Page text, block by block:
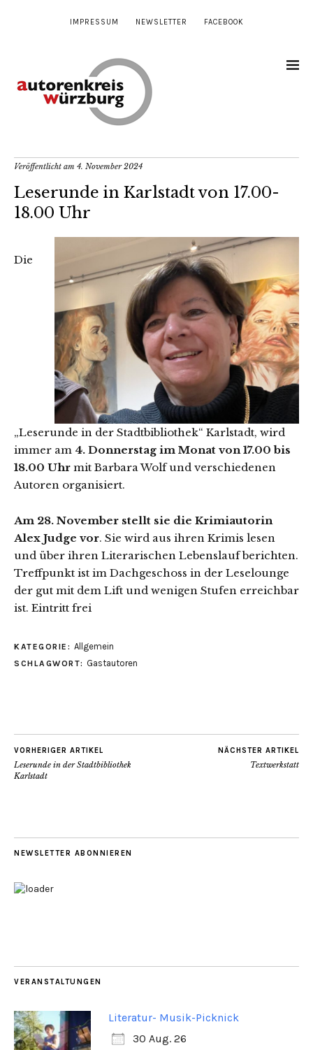
IMPRESSUM NEWSLETTER FACEBOOK
Veröffentlicht am 4. November 2024
Leserunde in Karlstadt von 17.00-
18.00 Uhr
Die
„Leserunde in der Stadtbibliothek“ Karlstadt, wird
immer am 4. Donnerstag im Monat von 17.00 bis
18.00 Uhr mit Barbara Wolf und verschiedenen
Autoren organisiert.
Am 28. November stellt sie die Krimiautorin
Alex Judge vor. Sie wird aus ihren Krimis lesen
und über ihren Literarischen Lebenslauf berichten.
Treffpunkt ist im Dachgeschoss in der Leselounge
der gut mit dem Lift und wenigen Stufen erreichbar
ist. Eintritt frei
KATEGORIE: Allgemein
SCHLAGWORT: Gastautoren
VORHERIGER ARTIKEL
Leserunde in der Stadtbibliothek
Karlstadt
NÄCHSTER ARTIKEL
Textwerkstatt
NEWSLETTER ABONNIEREN
VERANSTALTUNGEN
Literatur- Musik-Picknick
30 Aug. 26